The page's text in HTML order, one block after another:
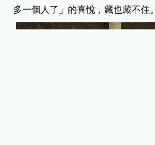
多一個人了」的喜悅，藏也藏不住。